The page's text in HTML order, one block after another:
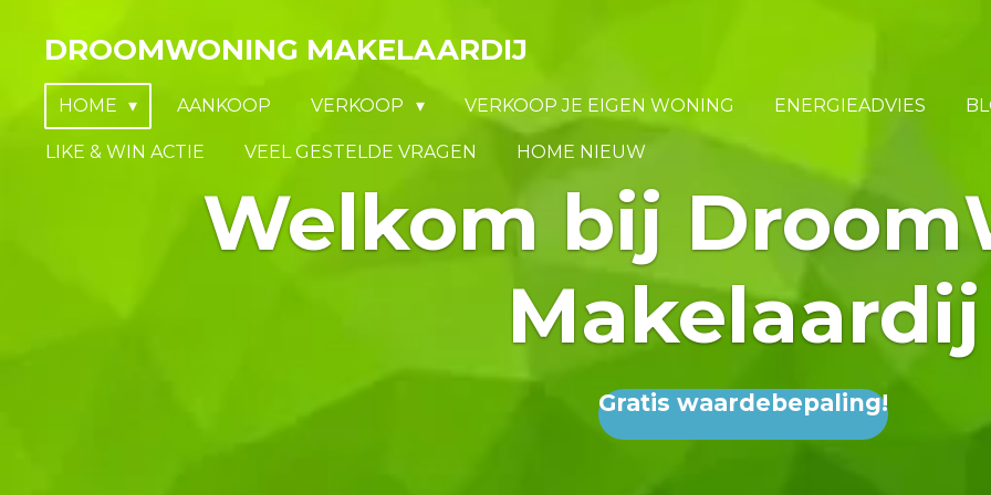
direct
hoofdinhoud
DROOMWONING MAKELAARDIJ
HOME AANKOOP VERKOOP VERKOOP JE EIGEN WONING ENERGIEADVIES
LIKE & WIN ACTIE VEEL GESTELDE VRAGEN HOME NIEUW
Welkom bij
Makelaardij
Gratis waardebepaling!